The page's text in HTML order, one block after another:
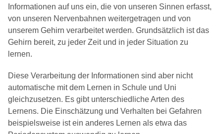
Informationen auf uns ein, die von unseren Sinnen erfasst,
von unseren Nervenbahnen weitergetragen und von
unserem Gehirn verarbeitet werden. Grundsätzlich ist das
Gehirn bereit, zu jeder Zeit und in jeder Situation zu
lernen.
Diese Verarbeitung der Informationen sind aber nicht
automatische mit dem Lernen in Schule und Uni
gleichzusetzen. Es gibt unterschiedliche Arten des
Lernens. Die Einschätzung und Verhalten bei Gefahren
beispielsweise ist ein anderes Lernen als etwa das